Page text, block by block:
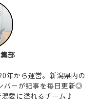
部
年から運営。新潟県内の
バーが記事を毎日更新◎
愛に溢れるチーム♪